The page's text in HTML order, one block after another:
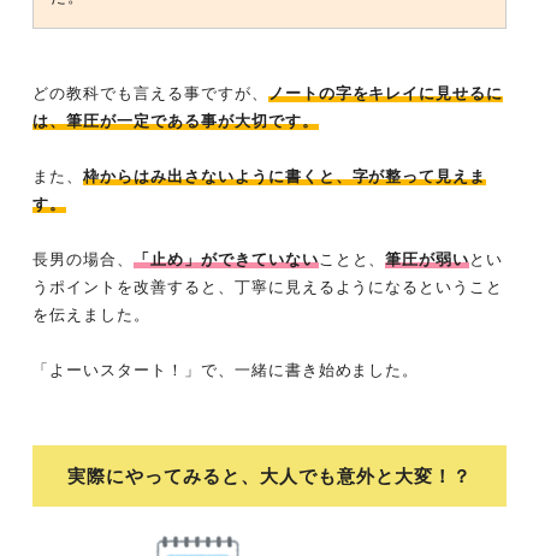
どの教科でも言える事ですが、 ノートの字をキレイに見せるに
は、筆圧が一定である事が大切です。
また、 枠からはみ出さないように書くと、字が整って見えま
す。
長男の場合、 「止め」ができていないことと、筆圧が弱いとい
うポイントを改善すると、丁寧に見えるようになるということ
を伝えました。
「よーいスタート！」で、一緒に書き始めました。
実際にやってみると、大人でも意外と大変！？